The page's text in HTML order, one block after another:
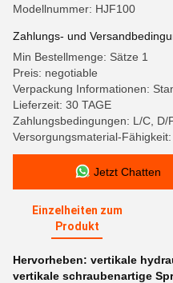
Modellnummer: HJF100
Zahlungs- und
Min Bestellmenge: Sätze 1
Preis: negotiable
Verpackung Informationen:
Lieferzeit: 30 TAGE
Zahlungsbedingungen: L/C, D/
Versorgungsmaterial-
Jetzt Chatten
Einzelheiten zum
Produkt
Hervorheben: vertikale
vertikale schraubenartige